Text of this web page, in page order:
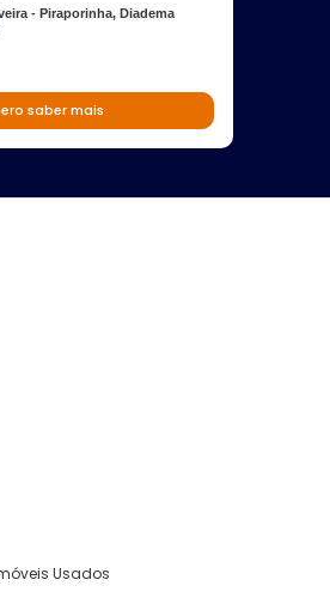
- Piraporinha, Diadema
saber mais
Usados